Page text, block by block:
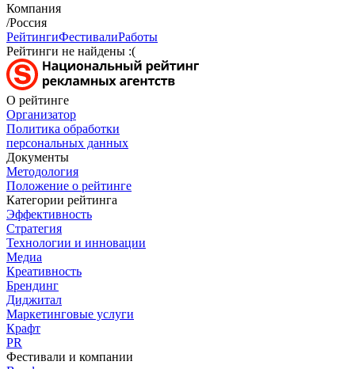
Компания
/Россия
РейтингиФестивалиРаботы
Рейтинги не найдены :(
О рейтинге
Организатор
Политика обработки
персональных данных
Документы
Методология
Положение о рейтинге
Категории рейтинга
Эффективность
Стратегия
Технологии и инновации
Медиа
Креативность
Брендинг
Диджитал
Маркетинговые услуги
Крафт
PR
Фестивали и компании